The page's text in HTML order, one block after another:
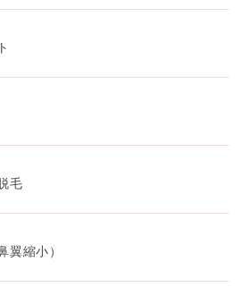
毛
翼縮小）